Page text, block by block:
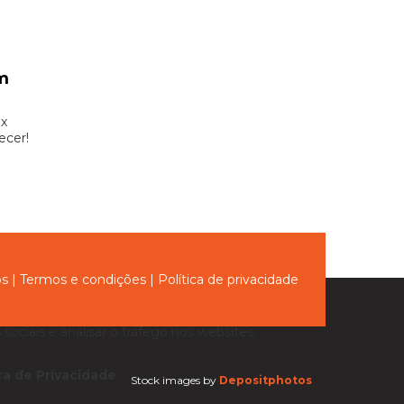
| Termos e condições | Política de privacidade
Stock images by Depositphotos
e analisar o tráfego nos websites.